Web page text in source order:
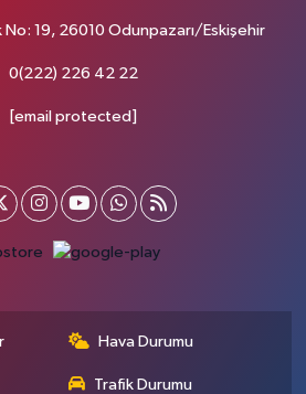
No: 19, 26010 Odunpazarı/Eskişehir
0(222) 226 42 22
[email protected]
Hava Durumu
Trafik Durumu